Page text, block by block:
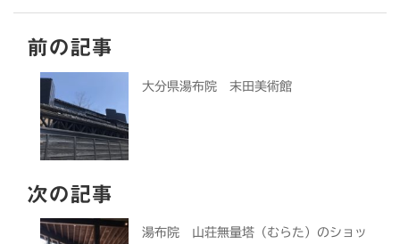
前の記事
大分県湯布院 末田美術館
次の記事
湯布院 山荘無量塔（むらた）のショッ